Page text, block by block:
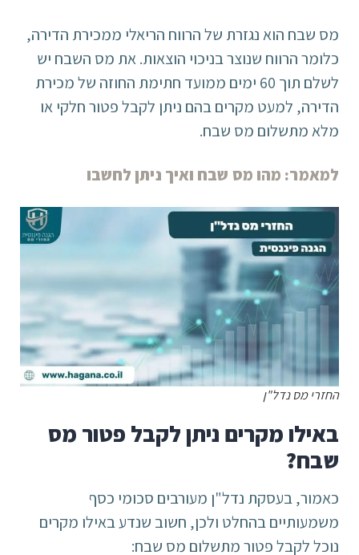
מס שבח הוא נגזרת של הרווח הריאלי ממכירת הדירה,
כלומר הרווח שנוצר בניכוי הוצאות. את מס השבח יש
לשלם תוך 60 ימים ממועד חתימת החוזה של מכירת
הדירה, למעט מקרים בהם ניתן לקבל פטור חלקי או
מלא מתשלום מס שבח.
למאמר: מהו מס שבח ואיך ניתן לחשבו
החזרי מס נדל"ן
באילו מקרים ניתן לקבל פטור מס
שבח?
כאמור, בעסקת נדל"ן מעורבים סכומי כסף
משמעותיים בהחלט ולכן, חשוב שנדע באילו מקרים
נוכל לקבל פטור מתשלום מס שבח: